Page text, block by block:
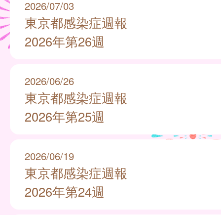
2026/07/03
東京都感染症週報
2026年第26週
2026/06/26
東京都感染症週報
2026年第25週
2026/06/19
東京都感染症週報
2026年第24週